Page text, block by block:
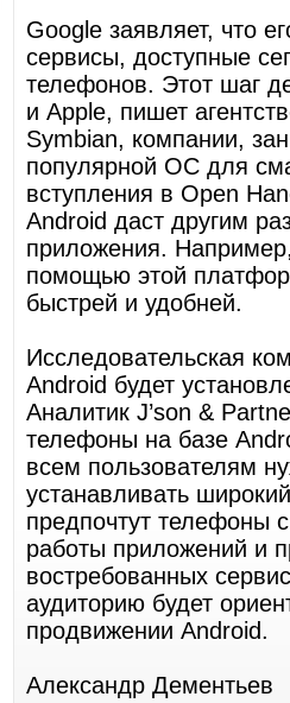
Google заявляет, что
сервисы, доступные
телефонов. Этот шаг
и Apple, пишет
Symbian, компании,
популярной ОС для
вступления в Open
Android даст другим
приложения.
помощью этой
быстрей и удобней.
Исследовательская
Android будет
Аналитик J’son &
телефоны на базе
всем пользователям
устанавливать
предпочтут телефоны
работы приложений и
востребованных
аудиторию будет
продвижении Android.
Александр Дементьев